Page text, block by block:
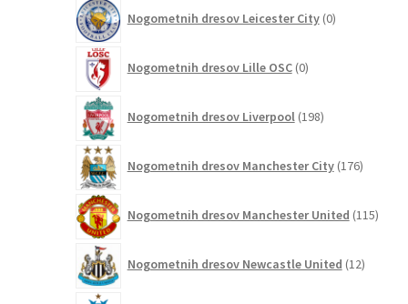
Nogometnih dresov Leicester City 0izdelkov
Nogometnih dresov Lille OSC 0izdelkov
Nogometnih dresov Liverpool 198izdelkov
Nogometnih dresov Manchester City 176izdelkov
Nogometnih dresov Manchester United 115
Nogometnih dresov Newcastle United 12izdelkov